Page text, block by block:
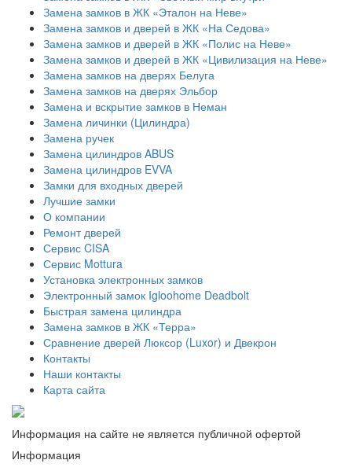
Замена замков в ЖК «Эталон на Неве»
Замена замков и дверей в ЖК «На Седова»
Замена замков и дверей в ЖК «Полис на Неве»
Замена замков и дверей в ЖК «Цивилизация на Неве»
Замена замков на дверях Белуга
Замена замков на дверях Эльбор
Замена и вскрытие замков в Неман
Замена личинки (Цилиндра)
Замена ручек
Замена цилиндров ABUS
Замена цилиндров EVVA
Замки для входных дверей
Лучшие замки
О компании
Ремонт дверей
Сервис CISA
Сервис Mottura
Установка электронных замков
Электронный замок Igloohome Deadbolt
​Быстрая замена цилиндра
Замена замков в ЖК «Терра»
Сравнение дверей Люксор (Luxor) и Двекрон
Контакты
Наши контакты
Карта сайта
Информация на сайте не является публичной офертой
Информация